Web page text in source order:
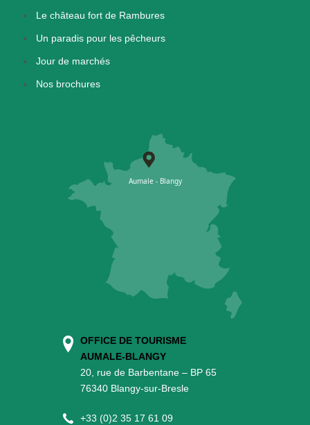
Le château fort de Rambures
Un paradis pour les pêcheurs
Jour de marchés
Nos brochures
OFFICE DE TOURISME
AUMALE-BLANGY
20, rue de Barbentane – BP 65
76340 Blangy-sur-Bresle
+33 (0)2 35 17 61 09